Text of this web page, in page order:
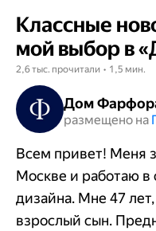
Классные
мой выбор в
2,6 тыс. прочитали • 1,5 мин.
Дом
размещено на
Всем привет! Меня
Москве и работаю в
дизайна. Мне 47
взрослый сын.